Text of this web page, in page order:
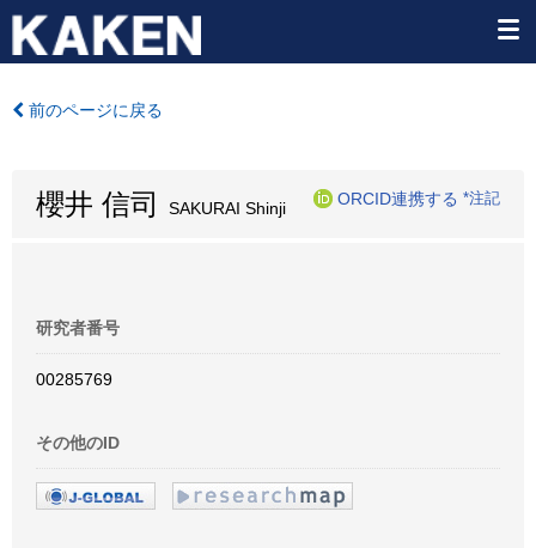
前のページに戻る
櫻井 信司 SAKURAI Shinji
ORCID連携する *注記
研究者番号
00285769
その他のID